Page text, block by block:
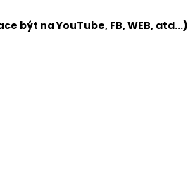
být na YouTube, FB, WEB, atd...)